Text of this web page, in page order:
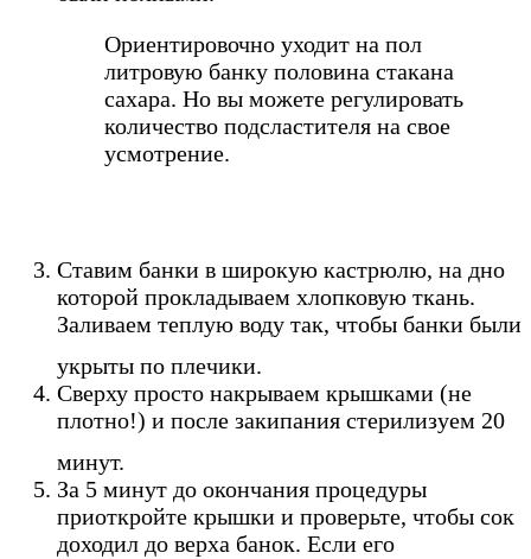
Ориентировочно уходит на пол
литровую банку половина стакана
сахара. Но вы можете регулировать
количество подсластителя на свое
усмотрение.
Ставим банки в широкую кастрюлю, на дно
которой прокладываем хлопковую ткань.
Заливаем теплую воду так, чтобы банки были
укрыты по плечики.
Сверху просто накрываем крышками (не
плотно!) и после закипания стерилизуем 20
минут.
За 5 минут до окончания процедуры
приоткройте крышки и проверьте, чтобы сок
доходил до верха банок. Если его